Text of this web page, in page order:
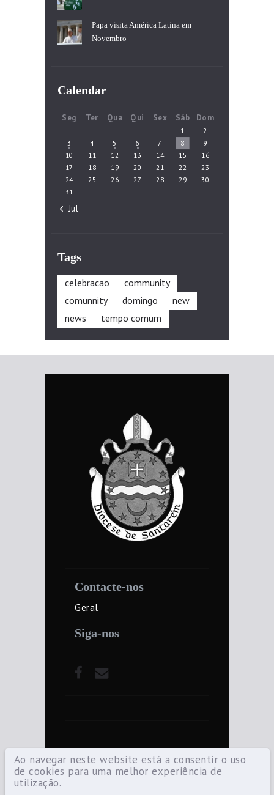
Ao navegar neste website está a consentir o uso
de cookies para uma melhor experiência de
utilização.
Papa visita América Latina em
Novembro
Calendar
Seg Ter Qua Qui Sex Sáb Dom
1
2
3
4 5 6 7 8
9
10
11 12 13 14 15
16
17
18 19 20 21 22
23
24
25 26 27 28 29
30
31
« Jul
Tags
celebracao
community
comunnity
domingo
new
news
tempo comum
Contacte-nos
Geral
Siga-nos
©2021 Diocese de Santarém — Todos os